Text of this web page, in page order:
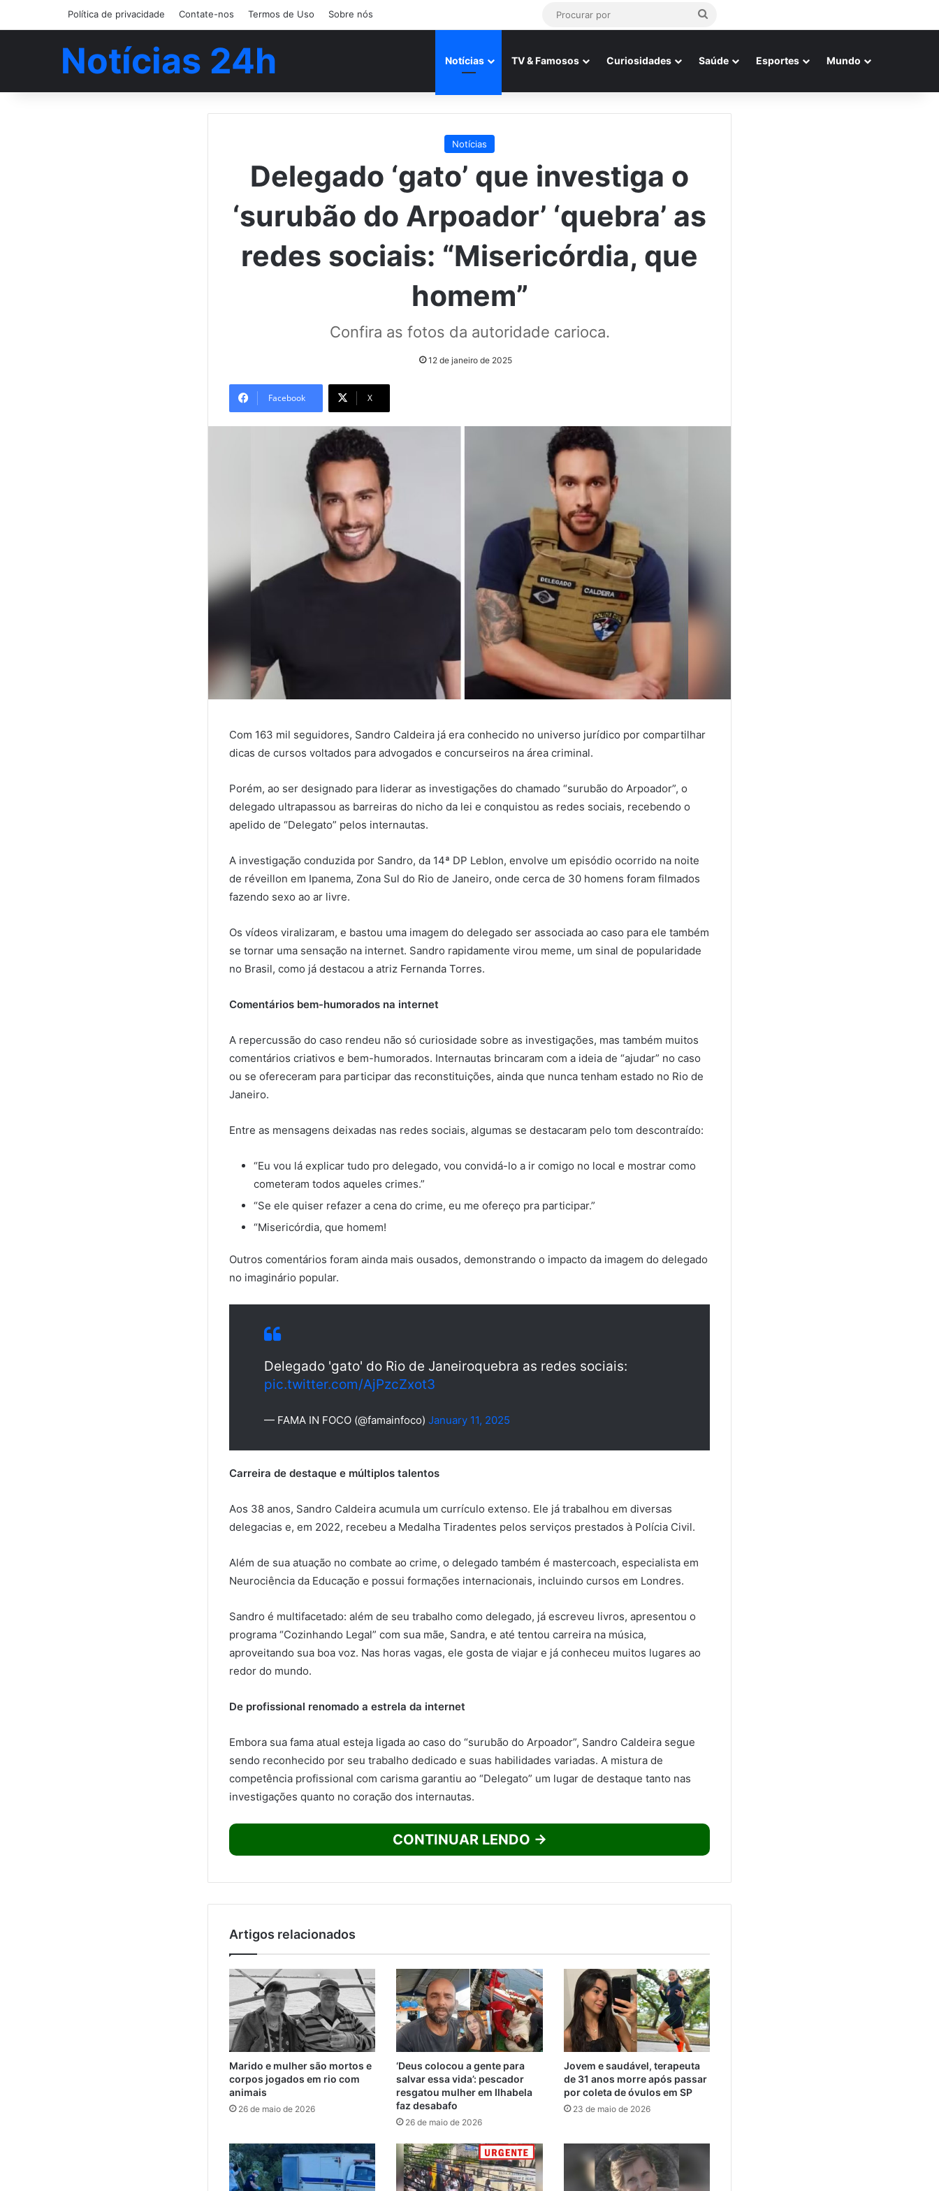
Política de privacidade Contate-nos Termos de Uso Sobre nós
Procurar
Notícias 24h Notícias TV & Famosos Curiosidades Saúde Esportes Mundo
Notícias
Delegado ‘gato’ que investiga o
‘surubão do Arpoador’ ‘quebra’ as
redes sociais: “Misericórdia, que
homem”
Confira as fotos da autoridade carioca.
12 de janeiro de 2025
Facebook X
Com 163 mil seguidores, Sandro Caldeira já era conhecido no universo jurídico por compartilhar
dicas de cursos voltados para advogados e concurseiros na área criminal.
Porém, ao ser designado para liderar as investigações do chamado “surubão do Arpoador”, o
delegado ultrapassou as barreiras do nicho da lei e conquistou as redes sociais, recebendo o
apelido de “Delegato” pelos internautas.
A investigação conduzida por Sandro, da 14ª DP Leblon, envolve um episódio ocorrido na noite
de réveillon em Ipanema, Zona Sul do Rio de Janeiro, onde cerca de 30 homens foram filmados
fazendo sexo ao ar livre.
Os vídeos viralizaram, e bastou uma imagem do delegado ser associada ao caso para ele também
se tornar uma sensação na internet. Sandro rapidamente virou meme, um sinal de popularidade
no Brasil, como já destacou a atriz Fernanda Torres.
Comentários bem-humorados na internet
A repercussão do caso rendeu não só curiosidade sobre as investigações, mas também muitos
comentários criativos e bem-humorados. Internautas brincaram com a ideia de “ajudar” no caso
ou se ofereceram para participar das reconstituições, ainda que nunca tenham estado no Rio de
Janeiro.
Entre as mensagens deixadas nas redes sociais, algumas se destacaram pelo tom descontraído:
“Eu vou lá explicar tudo pro delegado, vou convidá-lo a ir comigo no local e mostrar como
cometeram todos aqueles crimes.”
“Se ele quiser refazer a cena do crime, eu me ofereço pra participar.”
“Misericórdia, que homem!
Outros comentários foram ainda mais ousados, demonstrando o impacto da imagem do delegado
no imaginário popular.
Delegado 'gato' do Rio de Janeiroquebra as redes sociais:
pic.twitter.com/AjPzcZxot3
— FAMA IN FOCO (@famainfoco) January 11, 2025
Carreira de destaque e múltiplos talentos
Aos 38 anos, Sandro Caldeira acumula um currículo extenso. Ele já trabalhou em diversas
delegacias e, em 2022, recebeu a Medalha Tiradentes pelos serviços prestados à Polícia Civil.
Além de sua atuação no combate ao crime, o delegado também é mastercoach, especialista em
Neurociência da Educação e possui formações internacionais, incluindo cursos em Londres.
Sandro é multifacetado: além de seu trabalho como delegado, já escreveu livros, apresentou o
programa “Cozinhando Legal” com sua mãe, Sandra, e até tentou carreira na música,
aproveitando sua boa voz. Nas horas vagas, ele gosta de viajar e já conheceu muitos lugares ao
redor do mundo.
De profissional renomado a estrela da internet
Embora sua fama atual esteja ligada ao caso do “surubão do Arpoador”, Sandro Caldeira segue
sendo reconhecido por seu trabalho dedicado e suas habilidades variadas. A mistura de
competência profissional com carisma garantiu ao “Delegato” um lugar de destaque tanto nas
investigações quanto no coração dos internautas.
CONTINUAR LENDO →
Artigos relacionados
Marido e mulher são mortos e
corpos jogados em rio com
animais
26 de maio de 2026
‘Deus colocou a gente para
salvar essa vida’: pescador
resgatou mulher em Ilhabela
faz desabafo
26 de maio de 2026
Jovem e saudável, terapeuta
de 31 anos morre após passar
por coleta de óvulos em SP
23 de maio de 2026